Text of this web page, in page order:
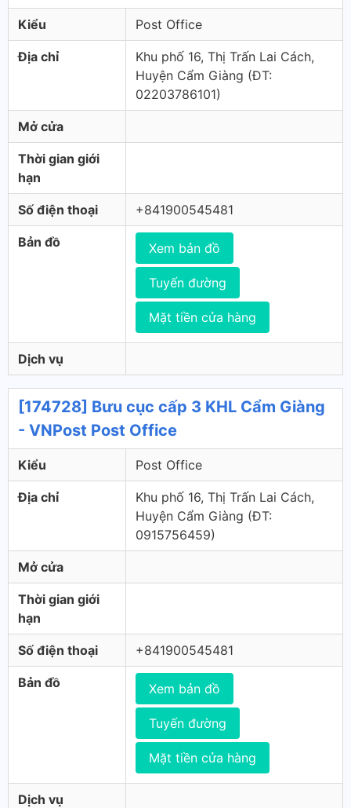
Kiểu Post Office
Địa chỉ
Khu phố 16, Thị Trấn Lai Cách,
Huyện Cẩm Giàng (ÐT:
02203786101)
Mở cửa
Thời gian giới
hạn
Số điện thoại +841900545481
Bản đồ Xem bản đồ
Tuyến đường
Mặt tiền cửa hàng
Dịch vụ
[174728] Bưu cục cấp 3 KHL Cẩm Giàng
- VNPost Post Office
Kiểu Post Office
Địa chỉ
Khu phố 16, Thị Trấn Lai Cách,
Huyện Cẩm Giàng (ÐT:
0915756459)
Mở cửa
Thời gian giới
hạn
Số điện thoại +841900545481
Bản đồ Xem bản đồ
Tuyến đường
Mặt tiền cửa hàng
Dịch vụ